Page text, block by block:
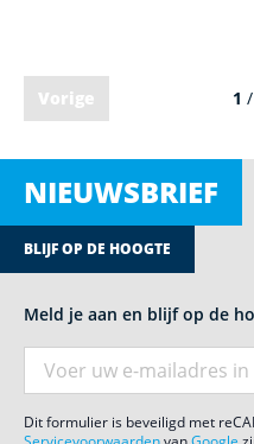
Vorige 1
NIEUWSBRIEF
BLIJF OP DE HOOGTE
Meld je aan en blijf op de
Dit formulier is beveiligd met